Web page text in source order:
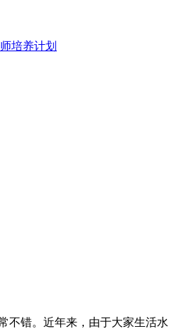
培养计划
不错。近年来，由于大家生活水